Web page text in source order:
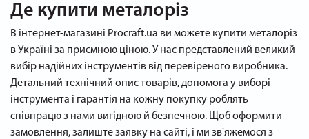
Де купити металоріз
В інтернет-магазині Procraft.ua ви можете купити металоріз
в Україні за приємною ціною. У нас представлений великий
вибір надійних інструментів від перевіреного виробника.
Детальний технічний опис товарів, допомога у виборі
інструмента і гарантія на кожну покупку роблять
співпрацю з нами вигідною й безпечною. Щоб оформити
замовлення, залиште заявку на сайті, і ми зв'яжемося з